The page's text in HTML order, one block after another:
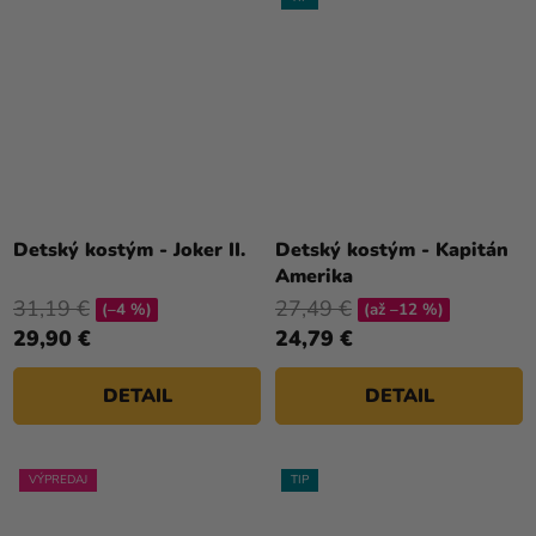
Detský kostým - Joker II.
29,90 €
31,19 € (–4 %)
DETAIL
Detský kostým - Kapitán
Amerika
24,79 €
27,49 € (až –12 %)
DETAIL
VÝPREDAJ TIP